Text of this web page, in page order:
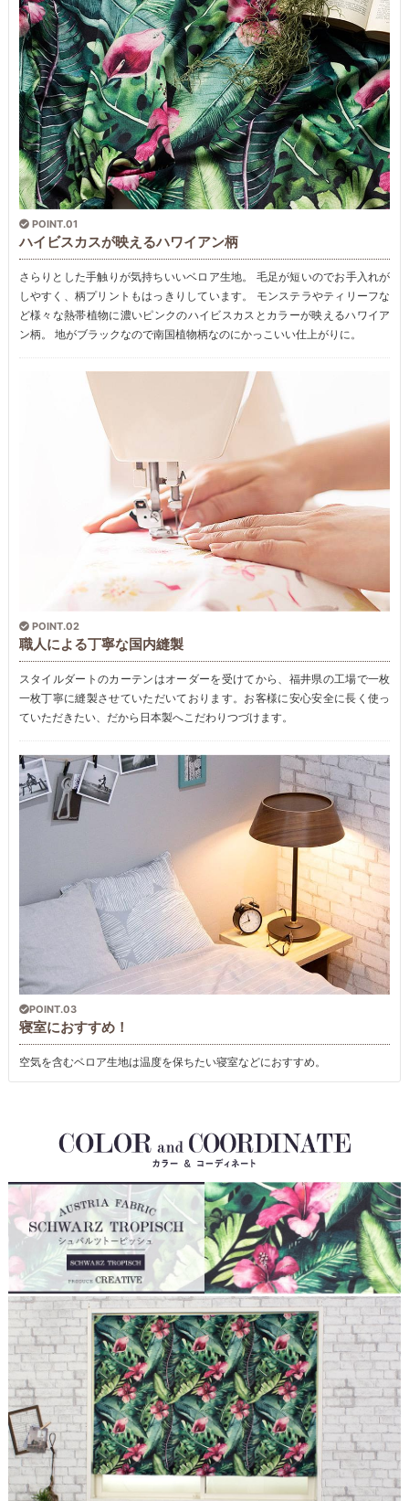
POINT.01
ハイビスカスが映えるハワイアン柄
さらりとした手触りが気持ちいいベロア生地。 毛足が短いのでお手入れが
しやすく、柄プリントもはっきりしています。 モンステラやティリーフな
ど様々な熱帯植物に濃いピンクのハイビスカスとカラーが映えるハワイア
ン柄。 地がブラックなので南国植物柄なのにかっこいい仕上がりに。
POINT.02
職人による丁寧な国内縫製
スタイルダートのカーテンはオーダーを受けてから、福井県の工場で一枚
一枚丁寧に縫製させていただいております。お客様に安心安全に長く使っ
ていただきたい、だから日本製へこだわりつづけます。
POINT.03
寝室におすすめ！
空気を含むベロア生地は温度を保ちたい寝室などにおすすめ。